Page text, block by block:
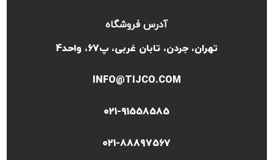
آدرس فروشگاه
تهران، جردن، تابان غربی، پ67، واحد4
INFO@TIJCO.COM
021-91558585
021-88897567